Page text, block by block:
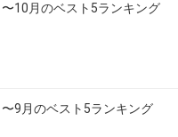
10月のベスト5ランキング
9月のベスト5ランキング